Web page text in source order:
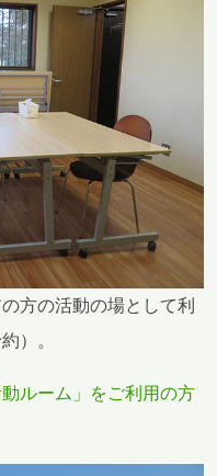
方の活動の場として利
）。
ルーム」をご利用の方